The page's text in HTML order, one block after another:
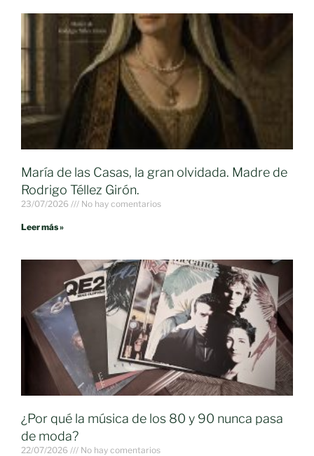
María de las Casas, la gran olvidada. Madre de
Rodrigo Téllez Girón.
23/07/2026 No hay comentarios
Leer más »
¿Por qué la música de los 80 y 90 nunca pasa
de moda?
22/07/2026 No hay comentarios